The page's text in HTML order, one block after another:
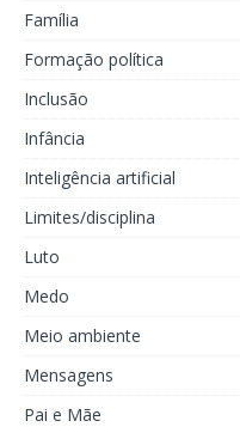
Família
Formação política
Inclusão
Infância
Inteligência artificial
Limites/disciplina
Luto
Medo
Meio ambiente
Mensagens
Pai e Mãe